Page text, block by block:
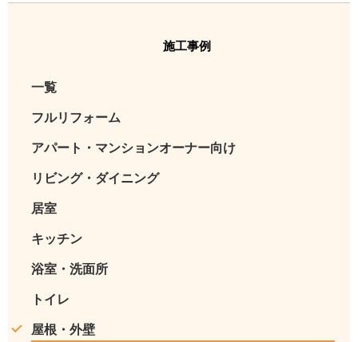
施工事例
一覧
フルリフォーム
アパート・マンションオーナー向け
リビング・ダイニング
居室
キッチン
浴室・洗面所
トイレ
屋根・外壁